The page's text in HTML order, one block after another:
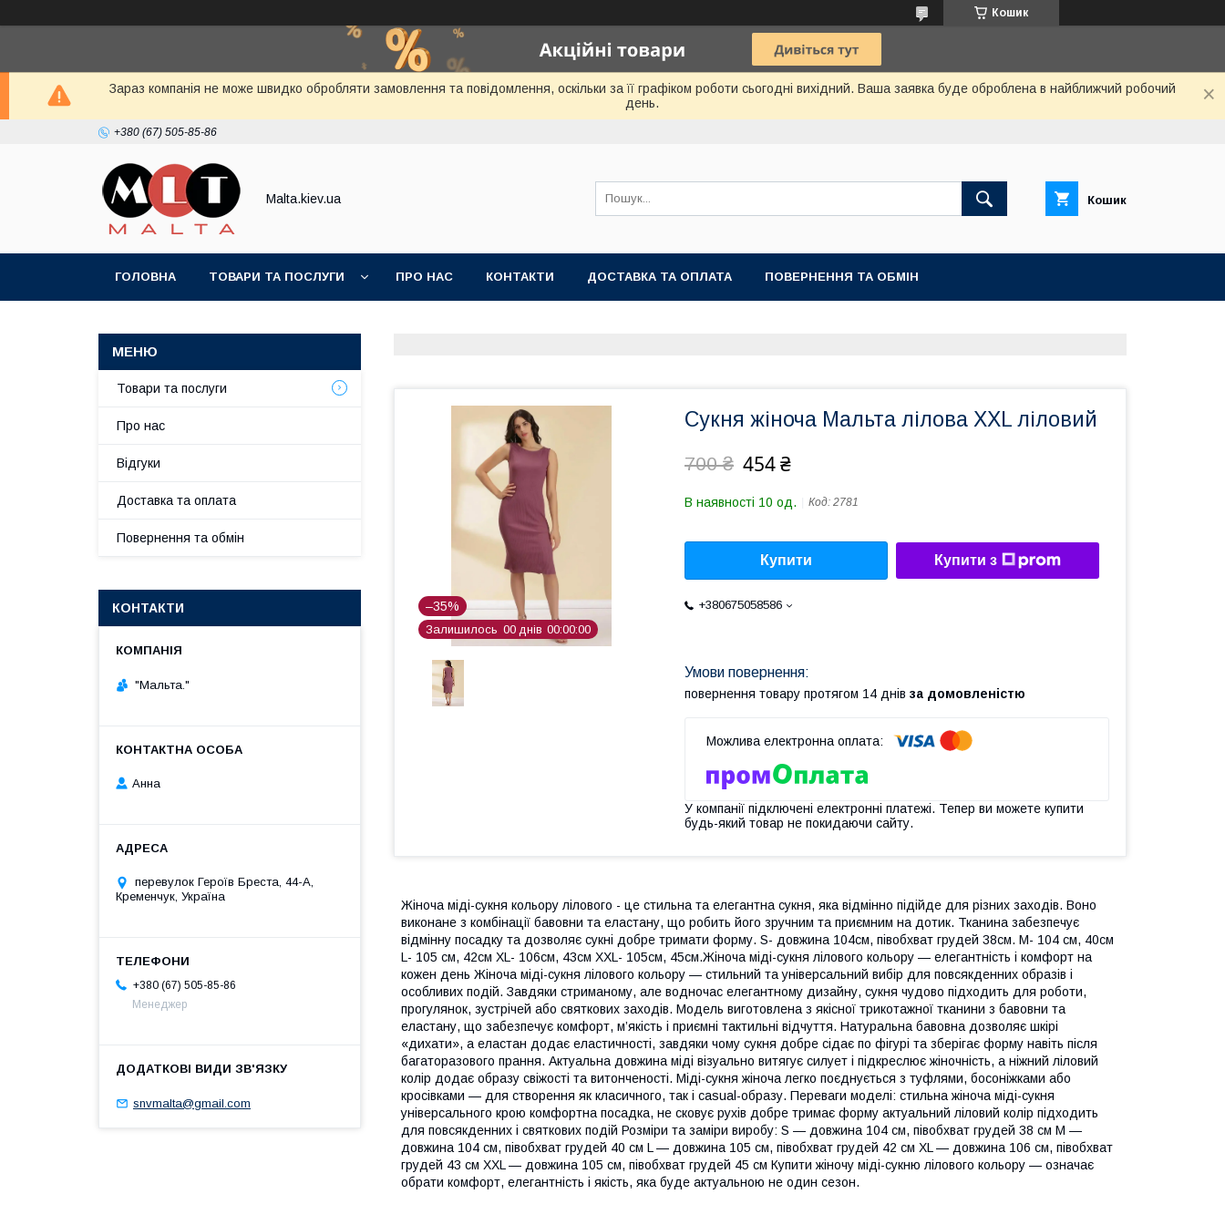
Кошик
Зараз компанія не може швидко обробляти замовлення та повідомлення, оскільки за її графіком роботи сьогодні вихідний. Ваша заявка буде оброблена в найближчий робочий
день.
+380 (67) 505-85-86
Malta.kiev.ua Кошик
ГОЛОВНА ТОВАРИ ТА ПОСЛУГИ ПРО НАС КОНТАКТИ ДОСТАВКА ТА ОПЛАТА ПОВЕРНЕННЯ ТА ОБМІН
–35%
Залишилось 00 днів 00 00 00
Сукня жіноча Мальта лілова XXL ліловий
700 ₴ 454 ₴
В наявності 10 од. Код: 2781
Купити Купити з
+380675058586
повернення товару протягом 14 днів за домовленістю
У компанії підключені електронні платежі. Тепер ви можете купити
будь-який товар не покидаючи сайту.
Жіноча міді-сукня кольору лілового - це стильна та елегантна сукня, яка відмінно підійде для різних заходів. Воно
виконане з комбінації бавовни та еластану, що робить його зручним та приємним на дотик. Тканина забезпечує
відмінну посадку та дозволяє сукні добре тримати форму. S- довжина 104см, півобхват грудей 38см. M- 104 см, 40см
L- 105 см, 42см XL- 106см, 43см XXL- 105см, 45см.Жіноча міді-сукня лілового кольору — елегантність і комфорт на
кожен день Жіноча міді-сукня лілового кольору — стильний та універсальний вибір для повсякденних образів і
особливих подій. Завдяки стриманому, але водночас елегантному дизайну, сукня чудово підходить для роботи,
прогулянок, зустрічей або святкових заходів. Модель виготовлена з якісної трикотажної тканини з бавовни та
еластану, що забезпечує комфорт, м’якість і приємні тактильні відчуття. Натуральна бавовна дозволяє шкірі
«дихати», а еластан додає еластичності, завдяки чому сукня добре сідає по фігурі та зберігає форму навіть після
багаторазового прання. Актуальна довжина міді візуально витягує силует і підкреслює жіночність, а ніжний ліловий
колір додає образу свіжості та витонченості. Міді-сукня жіноча легко поєднується з туфлями, босоніжками або
кросівками — для створення як класичного, так і casual-образу. Переваги моделі: стильна жіноча міді-сукня
універсального крою комфортна посадка, не сковує рухів добре тримає форму актуальний ліловий колір підходить
для повсякденних і святкових подій Розміри та заміри виробу: S — довжина 104 см, півобхват грудей 38 см M —
довжина 104 см, півобхват грудей 40 см L — довжина 105 см, півобхват грудей 42 см XL — довжина 106 см, півобхват
грудей 43 см XXL — довжина 105 см, півобхват грудей 45 см Купити жіночу міді-сукню лілового кольору — означає
обрати комфорт, елегантність і якість, яка буде актуальною не один сезон.
Товари та послуги
Про нас
Відгуки
Доставка та оплата
Повернення та обмін
КОНТАКТИ
"Мальта."
Анна
перевулок Героїв Бреста, 44-А,
Кременчук, Україна
+380 (67) 505-85-86
Менеджер
snvmalta@gmail.com